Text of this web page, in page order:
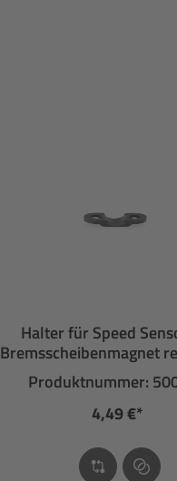
Halter für Speed
Bremsscheibenmagnet
Produktnummer:
4,49 €*